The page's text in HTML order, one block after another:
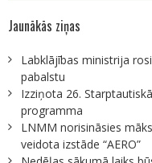
Jaunākās ziņas
Labklājības ministrija
pabalstu
Izziņota 26.
programma
LNMM norisināsies
veidota izstāde “AERO”